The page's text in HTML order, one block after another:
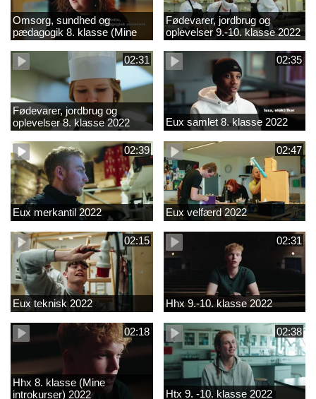
Omsorg, sundhed og
pædagogik 8. klasse (Mine
introkurser) 2022
Fødevarer, jordbrug og
oplevelser 9.-10. klasse 2022
02:31
Fødevarer, jordbrug og
oplevelser 8. klasse 2022
02:35
Eux samlet 8. klasse 2022
02:39
Eux merkantil 2022
02:47
Eux velfærd 2022
02:15
Eux teknisk 2022
02:31
Hhx 9.-10. klasse 2022
02:18
Hhx 8. klasse (Mine
introkurser) 2022
02:38
Htx 9. -10. klasse 2022